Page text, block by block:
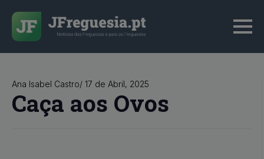
Ana Isabel Castro/ 17 de Abril, 2025
Caça aos Ovos